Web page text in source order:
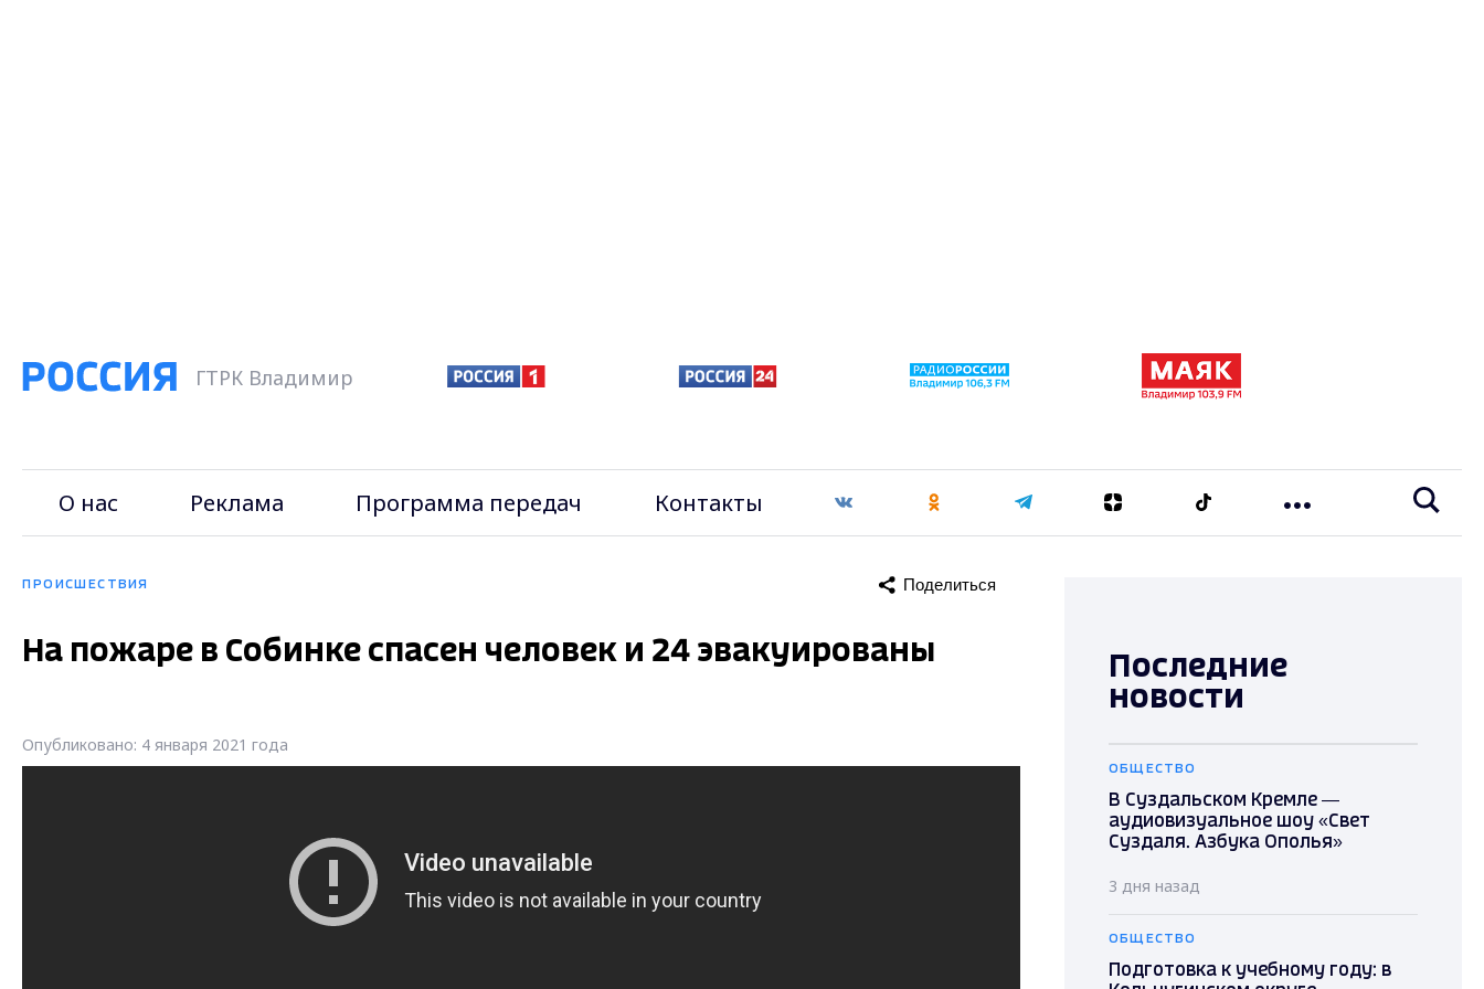
ГТРК Владимир
О нас Реклама Программа передач Контакты
ПРОИСШЕСТВИЯ Поделиться
На пожаре в Собинке спасен человек и 24 эвакуированы
Опубликовано: 4 января 2021 года
Последние
новости
ОБЩЕСТВО
В Суздальском Кремле —
аудиовизуальное шоу «Свет
Суздаля. Азбука Ополья»
3 дня назад
ОБЩЕСТВО
Подготовка к учебному году: в